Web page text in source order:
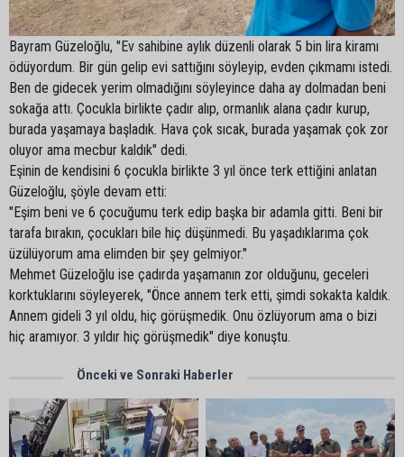
Bayram Güzeloğlu, "Ev sahibine aylık düzenli olarak 5 bin lira kiramı
ödüyordum. Bir gün gelip evi sattığını söyleyip, evden çıkmamı istedi.
Ben de gidecek yerim olmadığını söyleyince daha ay dolmadan beni
sokağa attı. Çocukla birlikte çadır alıp, ormanlık alana çadır kurup,
burada yaşamaya başladık. Hava çok sıcak, burada yaşamak çok zor
oluyor ama mecbur kaldık" dedi.
Eşinin de kendisini 6 çocukla birlikte 3 yıl önce terk ettiğini anlatan
Güzeloğlu, şöyle devam etti:
"Eşim beni ve 6 çocuğumu terk edip başka bir adamla gitti. Beni bir
tarafa bırakın, çocukları bile hiç düşünmedi. Bu yaşadıklarıma çok
üzülüyorum ama elimden bir şey gelmiyor."
Mehmet Güzeloğlu ise çadırda yaşamanın zor olduğunu, geceleri
korktuklarını söyleyerek, "Önce annem terk etti, şimdi sokakta kaldık.
Annem gideli 3 yıl oldu, hiç görüşmedik. Onu özlüyorum ama o bizi
hiç aramıyor. 3 yıldır hiç görüşmedik" diye konuştu.
Önceki ve Sonraki Haberler